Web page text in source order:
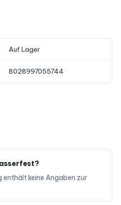
Auf Lager
8028997055744
enthält keine Angaben zur